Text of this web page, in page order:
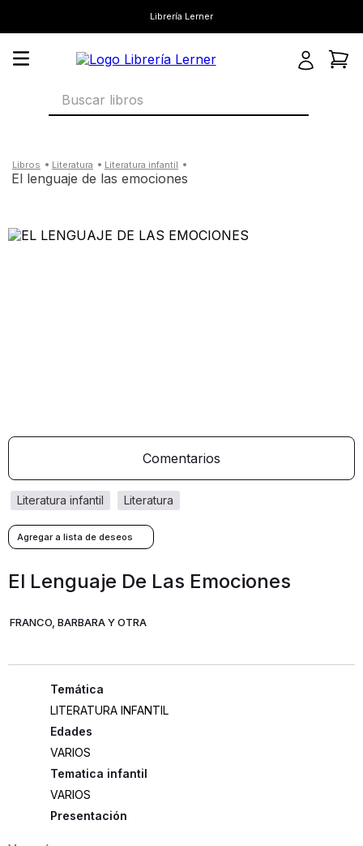
Librería Lerner
Buscar libros
literatura literatura infantil
el lenguaje de las emociones
Comentarios
literatura
literatura infantil
El Lenguaje De Las Emociones
FRANCO, BARBARA Y OTRA
LITERATURA INFANTIL
Edades
VARIOS
Tematica infantil
VARIOS
Presentación